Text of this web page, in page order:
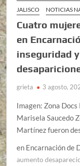
JALISCO
NOTICIAS
Cuatro
en
inseguridad
grieta 3 agosto,
Imagen: Zona
Marisela Saucedo
Martínez fueron
en Encarnación de
aumento